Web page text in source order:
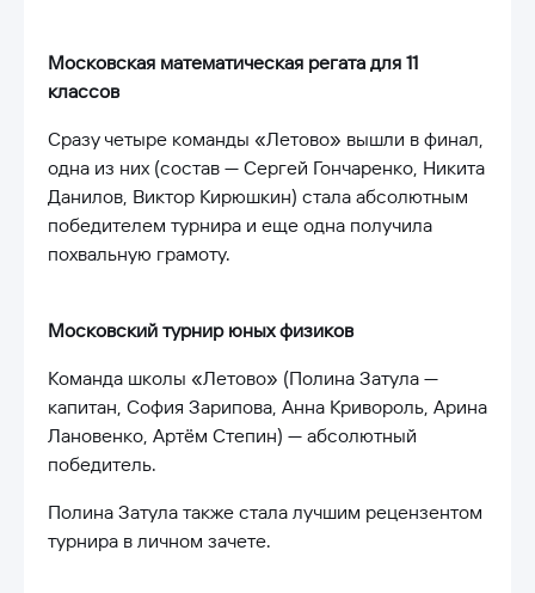
Московская математическая регата для 11
классов
Сразу четыре команды «Летово» вышли в финал,
одна из них (состав — Сергей Гончаренко, Никита
Данилов, Виктор Кирюшкин) стала абсолютным
победителем турнира и еще одна получила
похвальную грамоту.
Московский турнир юных физиков
Команда школы «Летово» (Полина Затула —
капитан, София Зарипова, Анна Кривороль, Арина
Лановенко, Артём Степин) — абсолютный
победитель.
Полина Затула также стала лучшим рецензентом
турнира в личном зачете.